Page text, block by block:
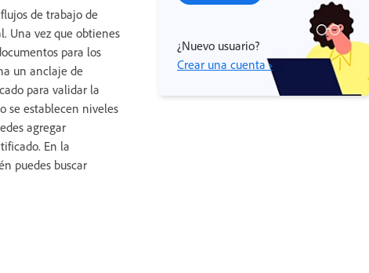
de trabajo de
Una vez que obtienes
para los
un anclaje de
para validar la
se establecen niveles
agregar
En la
puedes buscar
¿Nuevo usuario?
Crear una cuenta ›